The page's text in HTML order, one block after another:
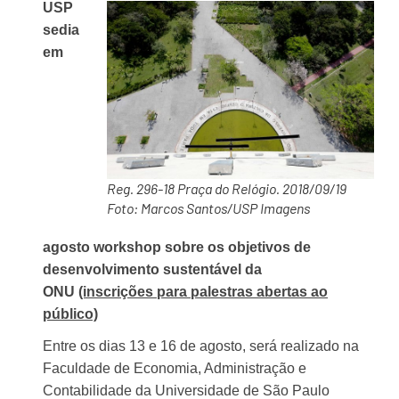
Reg. 296-18 Praça do Relógio. 2018/09/19
Foto: Marcos Santos/USP Imagens
USP
sedia
em
agosto workshop sobre os objetivos de
desenvolvimento sustentável da
ONU(inscrições para palestras abertas ao
público)
Entre os dias 13 e 16 de agosto, será realizado na
Faculdade de Economia, Administração e
Contabilidade da Universidade de São Paulo